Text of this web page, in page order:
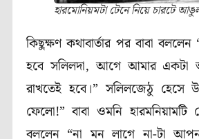
হারমোনিয়মটা টেনে নিয়ে চারটে
কিছুক্ষণ কথাবার্তার পর বাবা
হবে সলিলদা, আগে আমার
রাখতেই হবে।” সলিলজেঠু হেসে
ফেলো!” বাবা ওমনি হারমনিয়ামটি
বললেন “না মন লাগে না-টা